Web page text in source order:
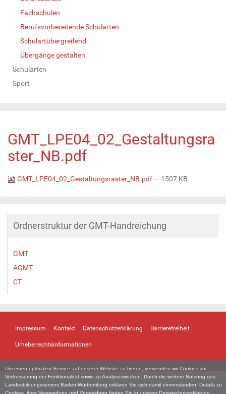
Um einen optimalen Service auf unserer Website zu bieten, verwenden wir Cookies zur
Verbesserung der Funktionalität sowie zu Analysezwecken. Durch die weitere Nutzung des
Landesbildungsservers Baden-Württemberg erklären Sie sich damit einverstanden. Details zu
Cookies, ihrer Verwendung und Vermeidung finden Sie in unserer Datenschutzerklärung
Fachschulen
Berufsvorbereitende Schularten
Schulartübergreifend
Übergänge gestalten
Schularten
Sport
GMT_LPE04_02_Gestaltungsra
ster_NB.pdf
GMT_LPE04_02_Gestaltungsraster_NB.pdf— 1507 KB
Ordnerstruktur der GMT-Handreichung
GMT
AGMT
CT
Impressum Kontakt Datenschutzerklärung Barrierefreiheit
Urheberrechtsinformationen